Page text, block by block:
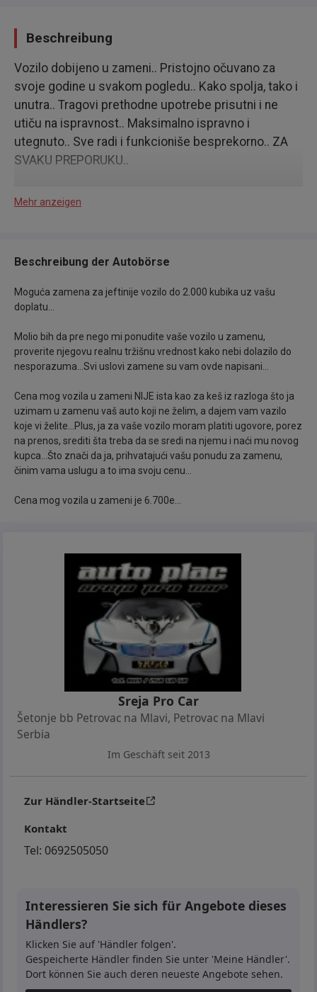
Beschreibung
Vozilo dobijeno u zameni.. Pristojno očuvano za
svoje godine u svakom pogledu.. Kako spolja, tako i
unutra.. Tragovi prethodne upotrebe prisutni i ne
utiču na ispravnost.. Maksimalno ispravno i
utegnuto.. Sve radi i funkcioniše besprekorno.. ZA
SVAKU PREPORUKU..
Registrovan je do 03.03.2027.god. i sva
Pokreće ga 2.0 Dizel motor od 136 Konjskih snaga
koji se perfektno pokazao i važi za najbolji motor
koji je Ford ikada ugrađivao u svoja vozila..
Prelepo vozilo sa velikim paketom opreme u koji
spada: Dvozonska digitalna klima, Panorama krov,
Kožna sedišta, Alu felne, Centralna brava, Daljinsko
zaključavanje, Kod ključ, Senzor za prepoznavanje
ključa tako da može otključavati i paliti i kada je ključ
u džepu, Svetla za maglu, Krovni nosači, Fabrički
zatamnjeni prozori, Sportske izduve, Žmigavce u
Senzore za svetla, Naslon za ruku za putnike napred
Električne retrovizore sa grejačima, ABS, Bord
kompjuter, MP3 muziku sa komandama na volanu,
Elektronsko podešavanje visine farova, Držač za
čaše, Fukciju automatskog paljenja svetala, 4x4
pogon na svim točkovima, Šestostepeni menjač,
CHILD LOCK blokadu zadnjih vrata radi sigurnosti
dece, Rezervni točak, Vazdušne jastuke itd..
Cena u zameni je 6.700e
Svi podaci u ovom oglasu dati su u najboljoj nameri i
vozilu i opremi. Kupac je dužan da samostalno
proveri sve relevantne detalje pre kupovine.
Opis zamene
Mehr anzeigen
Beschreibung der Autobörse
Moguća zamena za jeftinije vozilo do 2.000 kubika uz vašu
doplatu...
Molio bih da pre nego mi ponudite vaše vozilo u zamenu,
proverite njegovu realnu tržišnu vrednost kako nebi dolazilo do
nesporazuma...Svi uslovi zamene su vam ovde napisani...
Cena mog vozila u zameni NIJE ista kao za keš iz razloga što ja
uzimam u zamenu vaš auto koji ne želim, a dajem vam vazilo
koje vi želite...Plus, ja za vaše vozilo moram platiti ugovore, porez
na prenos, srediti šta treba da se sredi na njemu i naći mu novog
kupca...Što znači da ja, prihvatajući vašu ponudu za zamenu,
činim vama uslugu a to ima svoju cenu...
Cena mog vozila u zameni je 6.700e...
Sreja Pro Car
Šetonje bb Petrovac na Mlavi, Petrovac na Mlavi
Serbia
Im Geschäft seit 2013
Zur Händler-Startseite
Kontakt
Tel: 0692505050
Interessieren Sie sich für Angebote dieses
Händlers?
Klicken Sie auf 'Händler folgen'.
Gespeicherte Händler finden Sie unter 'Meine Händler'.
Dort können Sie auch deren neueste Angebote sehen.